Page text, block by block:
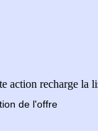
action recharge la
de l'offre